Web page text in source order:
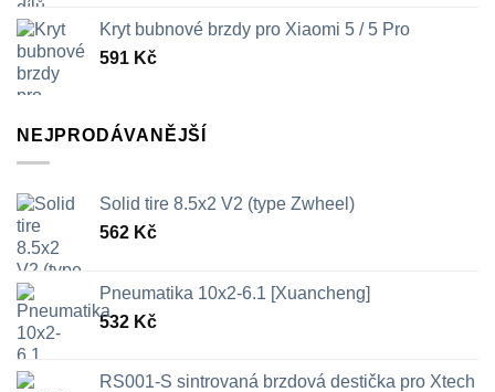
Kryt bubnové brzdy pro Xiaomi 5 / 5 Pro
591 Kč
NEJPRODÁVANĚJŠÍ
Solid tire 8.5x2 V2 (type Zwheel)
562 Kč
Pneumatika 10x2-6.1 [Xuancheng]
532 Kč
RS001-S sintrovaná brzdová destička pro Xtech